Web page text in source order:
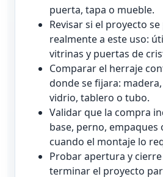
puerta, tapa o mueble.
Revisar si el proyecto
realmente a este uso:
vitrinas y puertas de
Comparar el herraje
donde se fijara:
vidrio, tablero o tubo.
Validar que la compra
base, perno, empaques
cuando el montaje lo
Probar apertura y
terminar el proyecto